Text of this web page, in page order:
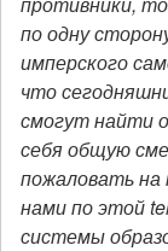
по одну
имперского
что
смогут найти
себя общую
пожаловать на
нами по этой
системы